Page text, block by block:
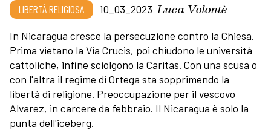
LIBERTÀ RELIGIOSA 10_03_2023 Luca Volontè
In Nicaragua cresce la persecuzione contro la Chiesa.
Prima vietano la Via Crucis, poi chiudono le università
cattoliche, infine sciolgono la Caritas. Con una scusa o
con l'altra il regime di Ortega sta sopprimendo la
libertà di religione. Preoccupazione per il vescovo
Alvarez, in carcere da febbraio. Il Nicaragua è solo la
punta dell'iceberg.